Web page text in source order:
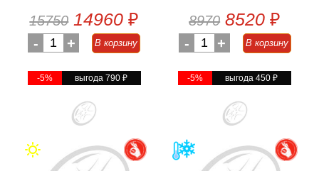
15750 14960 ₽
- 1 + В корзину
-5% выгода 790₽
8970 8520 ₽
- 1 + В корзину
-5% выгода 450₽